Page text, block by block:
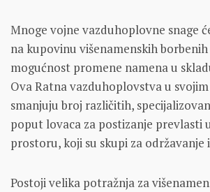
Mnoge vojne vazduhoplovne snage
na kupovinu višenamenskih
mogućnost promene namena u
Ova Ratna vazduhoplovstva u
smanjuju broj različitih,
poput lovaca za postizanje prevlasti
prostoru, koji su skupi za održavanje
Postoji velika potražnja za